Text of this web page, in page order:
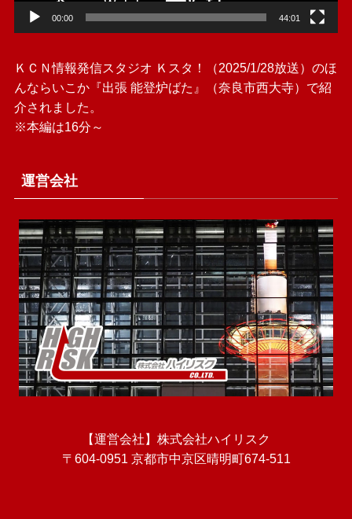
00:00 44:01
ＫＣＮ情報発信スタジオ Ｋスタ！（2025/1/28放送）のほ
んならいこか『出張 能登炉ばた』（奈良市西大寺）で紹
介されました。
※本編は16分～
運営会社
【運営会社】株式会社ハイリスク
〒604-0951 京都市中京区晴明町674-511